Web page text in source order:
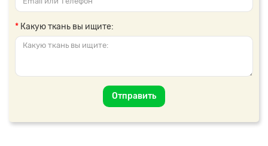
Какую ткань вы ищите:
Отправить